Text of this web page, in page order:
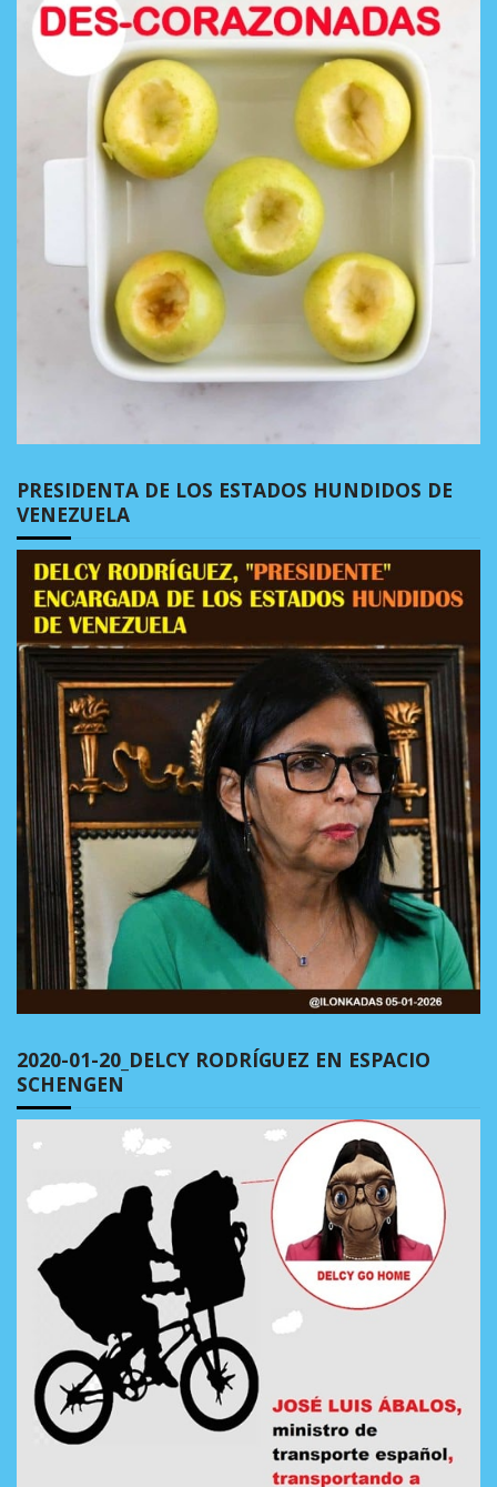
PRESIDENTA DE LOS ESTADOS HUNDIDOS DE
VENEZUELA
2020-01-20_DELCY RODRÍGUEZ EN ESPACIO
SCHENGEN